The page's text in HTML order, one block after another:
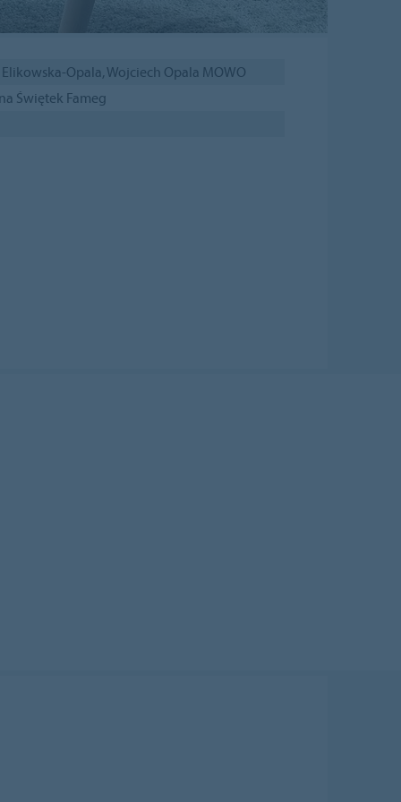
Opala, Wojciech Opala MOWO
Świętek Fameg